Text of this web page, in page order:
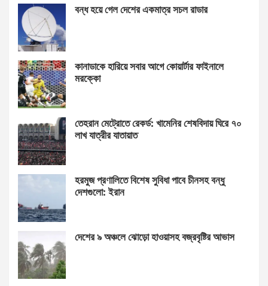
বন্ধ হয়ে গেল দেশের একমাত্র সচল রাডার
কানাডাকে হারিয়ে সবার আগে কোয়ার্টার ফাইনালে
মরক্কো
তেহরান মেট্রোতে রেকর্ড: খামেনির শেষবিদায় ঘিরে ৭০
লাখ যাত্রীর যাতায়াত
হরমুজ প্রণালিতে বিশেষ সুবিধা পাবে চীনসহ বন্ধু
দেশগুলো: ইরান
দেশের ৯ অঞ্চলে ঝোড়ো হাওয়াসহ বজ্রবৃষ্টির আভাস